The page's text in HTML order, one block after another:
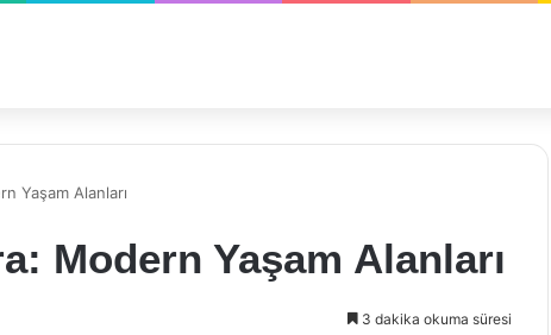
Yaşam Alanları
Modern Yaşam Alanları
3 dakika okuma süresi